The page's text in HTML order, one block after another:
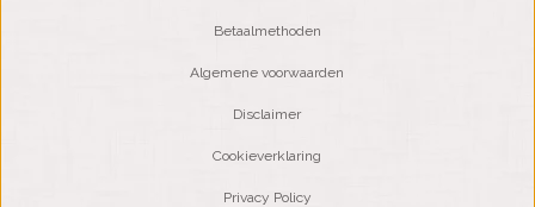
Betaalmethoden
Algemene voorwaarden
Disclaimer
Cookieverklaring
Privacy Policy